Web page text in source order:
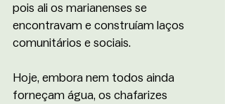
pois ali os marianenses se
encontravam e construíam laços
comunitários e sociais.
Hoje, embora nem todos ainda
forneçam água, os chafarizes